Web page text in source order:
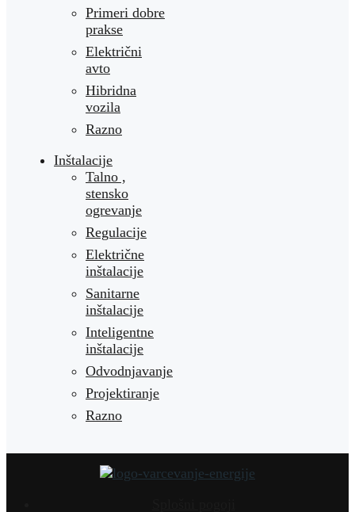
Primeri dobre
prakse
Električni
avto
Hibridna
vozila
Razno
Inštalacije
Talno ,
stensko
ogrevanje
Regulacije
Električne
inštalacije
Sanitarne
inštalacije
Inteligentne
inštalacije
Odvodnjavanje
Projektiranje
Razno